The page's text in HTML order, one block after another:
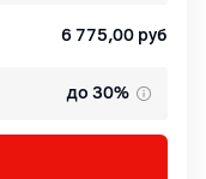
6 775,00 руб
до 30%